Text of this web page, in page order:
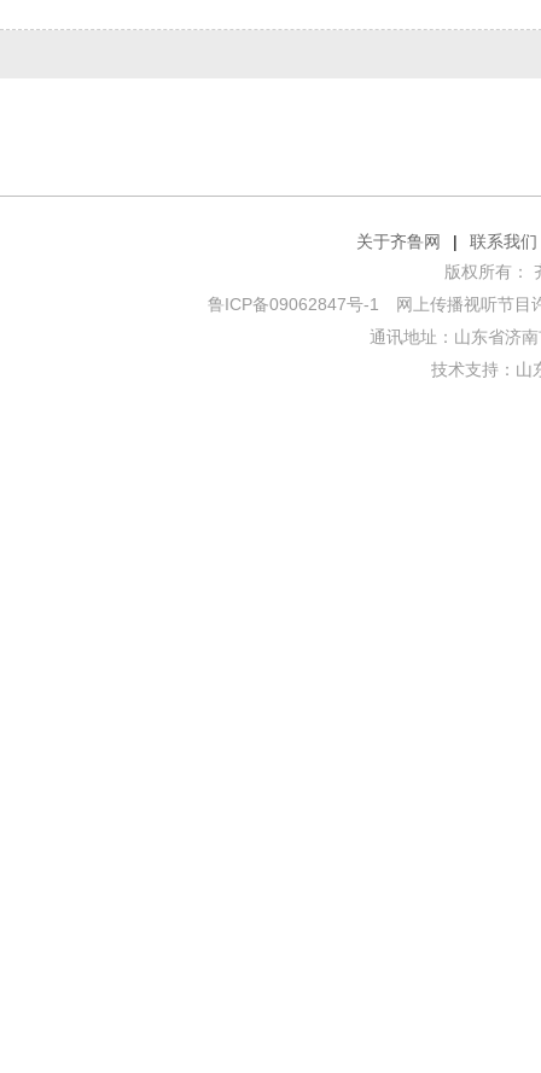
关于齐鲁网 |
联系我们
版权所有：
鲁ICP备09062847号-1
网上传播视听节目
通讯地址：山东省济
技术支持： 山